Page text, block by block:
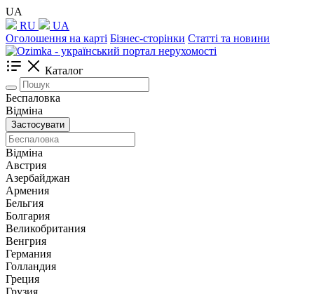
UA
RU
UA
Оголошення на карті Бізнес-сторінки Статті та новини
Каталог
Беспаловка
Відміна
Застосувати
Відміна
Австрия
Азербайджан
Армения
Бельгия
Болгария
Великобритания
Венгрия
Германия
Голландия
Греция
Грузия